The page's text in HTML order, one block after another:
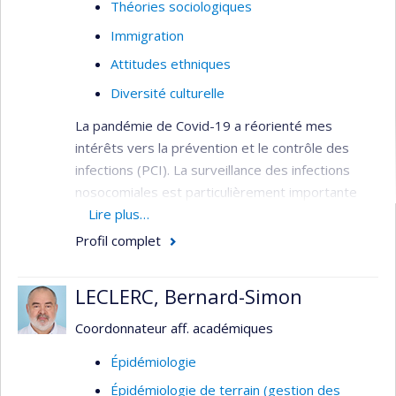
Théories sociologiques
Immigration
Attitudes ethniques
Diversité culturelle
La pandémie de Covid-19 a réorienté mes
intérêts vers la prévention et le contrôle des
infections (PCI). La surveillance des infections
nosocomiales est particulièrement importante
considérant que les patients hospitalisés sont
vulnérables aux agents pathogènes présents
suivre les cas et les éclosions des infections, les
corréler avec des facteurs de risque et la
quantitative des observations faites en milieu de
soins par les conseillères en PCI. Je crée des
Lire plus…
Profil complet
LECLERC, Bernard-Simon
Coordonnateur aff. académiques
Épidémiologie
Épidémiologie de terrain (gestion des